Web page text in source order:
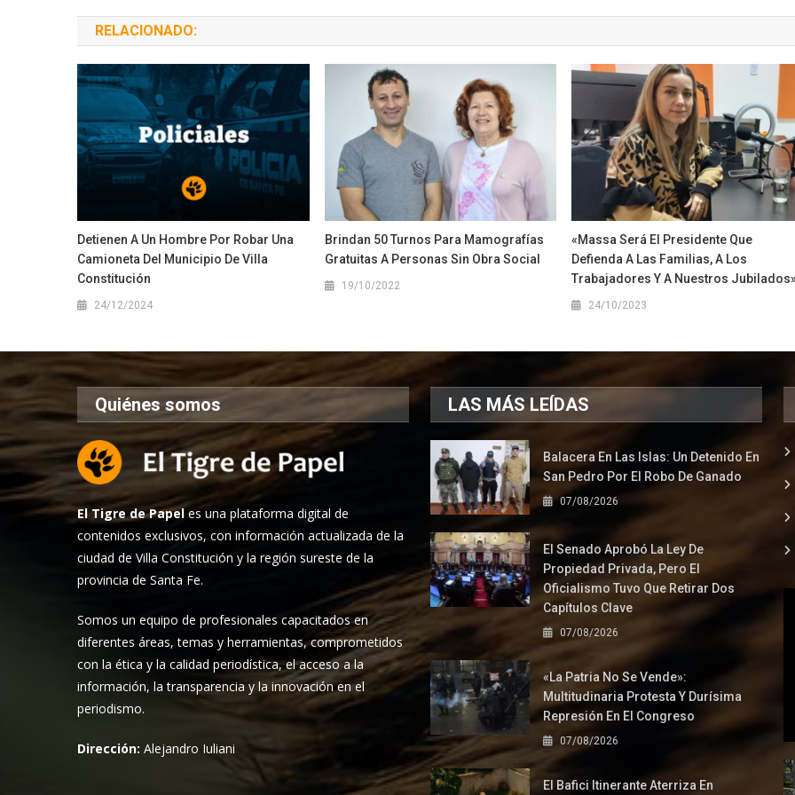
RELACIONADO:
Detienen A Un Hombre Por Robar Una
Camioneta Del Municipio De Villa
Constitución
24/12/2024
Brindan 50 Turnos Para Mamografías
Gratuitas A Personas Sin Obra Social
19/10/2022
«Massa Será El Presidente Que
Defienda A Las Familias, A Los
Trabajadores Y A Nuestros
24/10/2023
Quiénes somos
El Tigre de Papel es una plataforma digital de
contenidos exclusivos, con información actualizada de la
ciudad de Villa Constitución y la región sureste de la
provincia de Santa Fe.
Somos un equipo de profesionales capacitados en
diferentes áreas, temas y herramientas, comprometidos
con la ética y la calidad periodística, el acceso a la
información, la transparencia y la innovación en el
periodismo.
Dirección:Alejandro Iuliani
LAS MÁS LEÍDAS
Balacera En Las Islas: Un Detenido En
San Pedro Por El Robo De Ganado
07/08/2026
El Senado Aprobó La Ley De
Propiedad Privada, Pero El
Oficialismo Tuvo Que Retirar Dos
Capítulos Clave
07/08/2026
«La Patria No Se Vende»:
Multitudinaria Protesta Y Durísima
Represión En El Congreso
07/08/2026
El Bafici Itinerante Aterriza En